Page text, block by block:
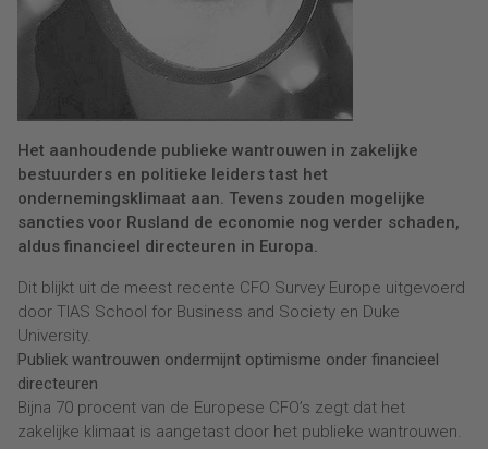
Het aanhoudende publieke wantrouwen in zakelijke
bestuurders en politieke leiders tast het
ondernemingsklimaat aan. Tevens zouden mogelijke
sancties voor Rusland de economie nog verder schaden,
aldus financieel directeuren in Europa.
Dit blijkt uit de meest recente CFO Survey Europe uitgevoerd
door TIAS School for Business and Society en Duke
University.
Publiek wantrouwen ondermijnt optimisme onder financieel
directeuren
Bijna 70 procent van de Europese CFO’s zegt dat het
zakelijke klimaat is aangetast door het publieke wantrouwen.